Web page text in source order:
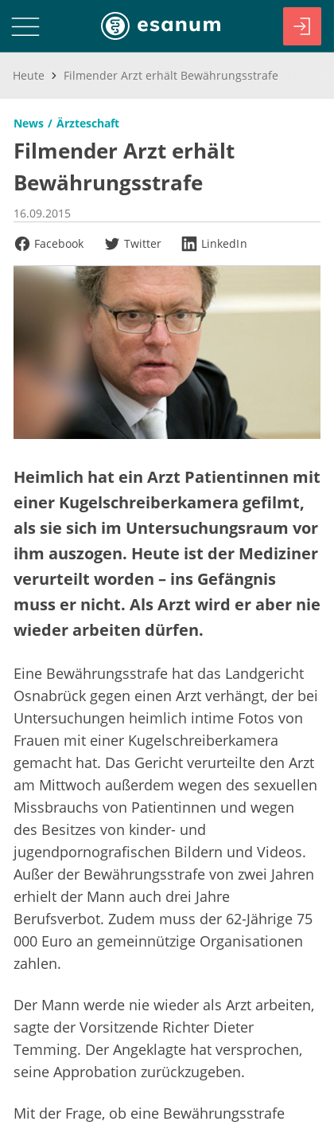
Heute Filmender Arzt erhält Bewährungsstrafe
News Ärzteschaft
Filmender Arzt erhält
Bewährungsstrafe
16.09.2015
Facebook
Twitter LinkedIn
Heimlich hat ein Arzt Patientinnen mit
einer Kugelschreiberkamera gefilmt,
als sie sich im Untersuchungsraum vor
ihm auszogen. Heute ist der Mediziner
verurteilt worden – ins Gefängnis
muss er nicht. Als Arzt wird er aber nie
wieder arbeiten dürfen.
Eine Bewährungsstrafe hat das Landgericht
Osnabrück gegen einen Arzt verhängt, der bei
Untersuchungen heimlich intime Fotos von
Frauen mit einer Kugelschreiberkamera
gemacht hat. Das Gericht verurteilte den Arzt
am Mittwoch außerdem wegen des sexuellen
Missbrauchs von Patientinnen und wegen
des Besitzes von kinder- und
jugendpornografischen Bildern und Videos.
Außer der Bewährungsstrafe von zwei Jahren
erhielt der Mann auch drei Jahre
Berufsverbot. Zudem muss der 62-Jährige 75
000 Euro an gemeinnützige Organisationen
zahlen.
Der Mann werde nie wieder als Arzt arbeiten,
sagte der Vorsitzende Richter Dieter
Temming. Der Angeklagte hat versprochen,
seine Approbation zurückzugeben.
Mit der Frage, ob eine Bewährungsstrafe